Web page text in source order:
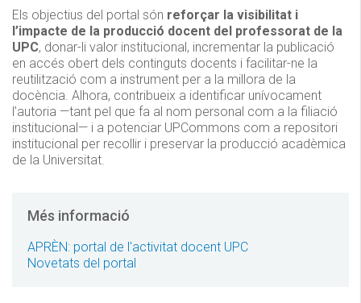
Els objectius del portal són reforçar la visibilitat i
l’impacte de la producció docent del professorat de la
UPC, donar-li valor institucional, incrementar la publicació
en accés obert dels continguts docents i facilitar-ne la
reutilització com a instrument per a la millora de la
docència. Alhora, contribueix a identificar unívocament
l’autoria —tant pel que fa al nom personal com a la filiació
institucional— i a potenciar UPCommons com a repositori
institucional per recollir i preservar la producció acadèmica
de la Universitat.
Més informació
APRÈN: portal de l'activitat docent UPC
Novetats del portal